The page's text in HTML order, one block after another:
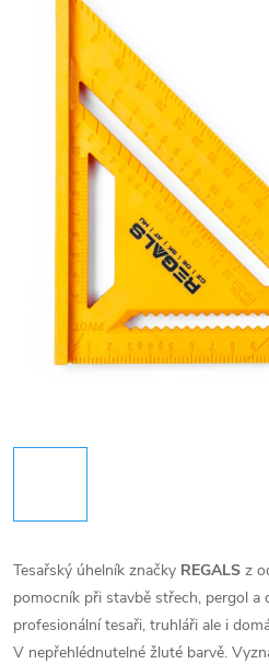
Tesařský úhelník značky REGALS z
pomocník při stavbě střech, pergol a
profesionální tesaři, truhláři ale i
V nepřehlédnutelné žluté barvě.